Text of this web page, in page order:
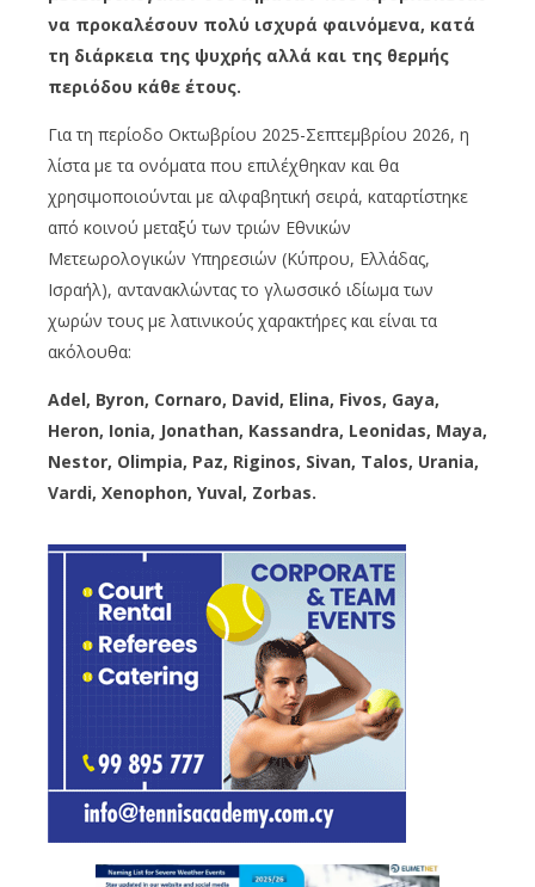
να προκαλέσουν πολύ ισχυρά φαινόμενα, κατά
τη διάρκεια της ψυχρής αλλά και της θερμής
περιόδου κάθε έτους.
Για τη περίοδο Οκτωβρίου 2025-Σεπτεμβρίου 2026, η
λίστα με τα ονόματα που επιλέχθηκαν και θα
χρησιμοποιούνται με αλφαβητική σειρά, καταρτίστηκε
από κοινού μεταξύ των τριών Εθνικών
Μετεωρολογικών Υπηρεσιών (Κύπρου, Ελλάδας,
Ισραήλ), αντανακλώντας το γλωσσικό ιδίωμα των
χωρών τους με λατινικούς χαρακτήρες και είναι τα
ακόλουθα:
Adel, Byron, Cornaro, David, Elina, Fivos, Gaya,
Heron, Ionia, Jonathan, Kassandra, Leonidas, Maya,
Nestor, Olimpia, Paz, Riginos, Sivan, Talos, Urania,
Vardi, Xenophon, Yuval, Zorbas.